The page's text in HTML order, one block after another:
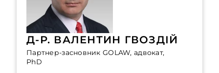
Д-Р. ВАЛЕНТИН ГВОЗДІЙ
Партнер-засновник GOLAW, адвокат,
PhD